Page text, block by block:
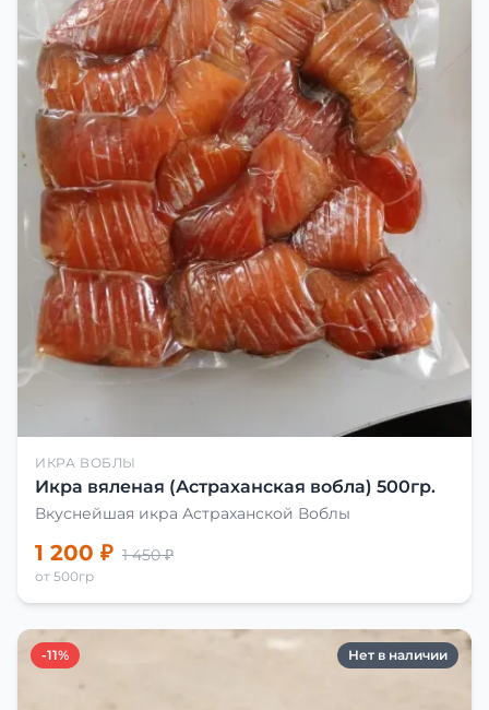
ИКРА ВОБЛЫ
Икра вяленая (Астраханская вобла) 500гр.
Вкуснейшая икра Астраханской Воблы
1 200 ₽ 1 450 ₽
от 500гр
-11% Нет в наличии